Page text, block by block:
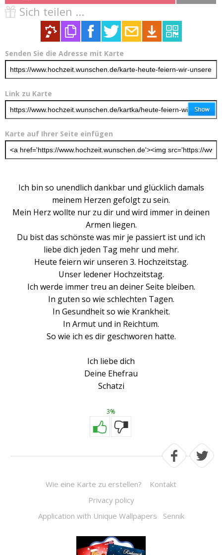
Sich teilen ...
Senden Sie die Adresse mit Karte
Link zu Karte
Karte auf Ihrer Seite einfügen
Ich bin so unendlich dankbar und glücklich damals
meinem Herzen gefolgt zu sein.
Mein Herz wollte nur zu dir und wird immer in deinen
Armen liegen.
Du bist das schönste was mir je passiert ist und ich
liebe dich jeden Tag mehr und mehr.
Heute feiern wir unseren 3. Hochzeitstag.
Unser ledener Hochzeitstag.
Ich werde immer treu an deiner Seite bleiben.
In guten so wie schlechten Tagen.
In Gesundheit so wie Krankheit.
In Armut und in Reichtum.
So wie ich es dir geschworen hatte.
Ich liebe dich
Deine Ehefrau
Schatzi
3%
Wie eine Karte zu erstellen?
Kontakt
Privacy policy
Application with Unique Wallpapers
Sennik